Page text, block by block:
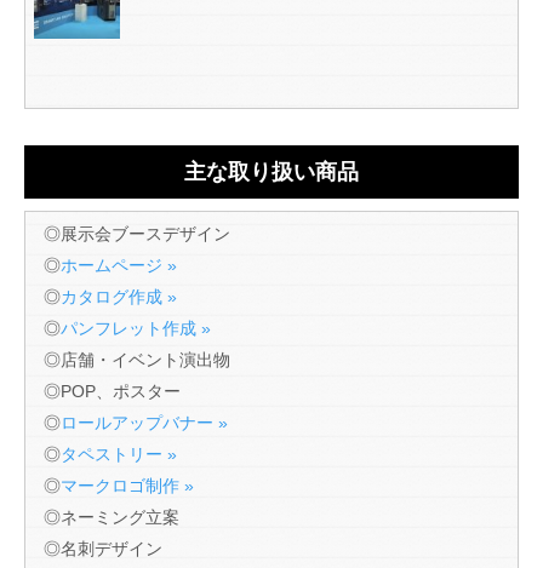
主な取り扱い商品
◎展示会ブースデザイン
◎ホームページ »
◎カタログ作成 »
◎パンフレット作成 »
◎店舗・イベント演出物
◎POP、ポスター
◎ロールアップバナー »
◎タペストリー »
◎マークロゴ制作 »
◎ネーミング立案
◎名刺デザイン